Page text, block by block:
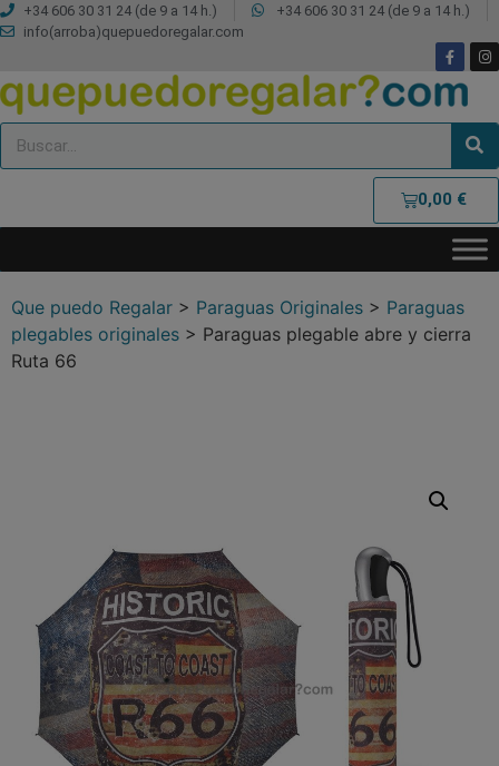
+34 606 30 31 24 (de 9 a 14 h.)
+34 606 30 31 24 (de 9 a 14 h.)
info(arroba)quepuedoregalar.com
0,00 €
Que puedo Regalar > Paraguas Originales > Paraguas
plegables originales > Paraguas plegable abre y cierra
Ruta 66